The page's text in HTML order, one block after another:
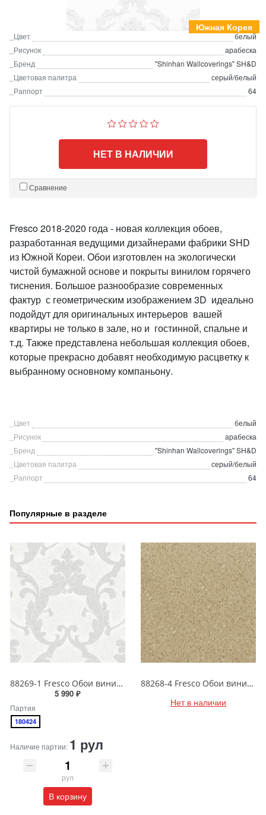
Южная Корея
_Цвет
белый
_Рисунок
арабеска
_Бренд
"Shinhan Wallcoverings" SH&D
_Цветовая палитра
серый/белый
_Раппорт
64
НЕТ В НАЛИЧИИ
Сравнение
Fresco 2018-2020 года - новая коллекция обоев,
разработанная ведущими дизайнерами фабрики SHD
из Южной Кореи. Обои изготовлен на экологически
чистой бумажной основе и покрыты винилом горячего
тиснения. Большое разнообразие современных
фактур с геометрическим изображением 3D идеально
подойдут для оригинальных интерьеров вашей
квартиры не только в зале, но и гостинной, спальне и
т.д. Также представлена небольшая коллекция обоев,
которые прекрасно добавят необходимую расцветку к
выбранному основному компаньону.
_Цвет
белый
_Рисунок
арабеска
_Бренд
"Shinhan Wallcoverings" SH&D
_Цветовая палитра
серый/белый
_Раппорт
64
Популярные в разделе
88269-1 Fresco Обои виниловые на бумажной основе 1.06*15.6
5 990 ₽
Партия
180424
Наличие партии: 1 рул
рул
В корзину
88268-4 Fresco Обои виниловые на бумажной основе 1.06*15.6
Нет в наличии